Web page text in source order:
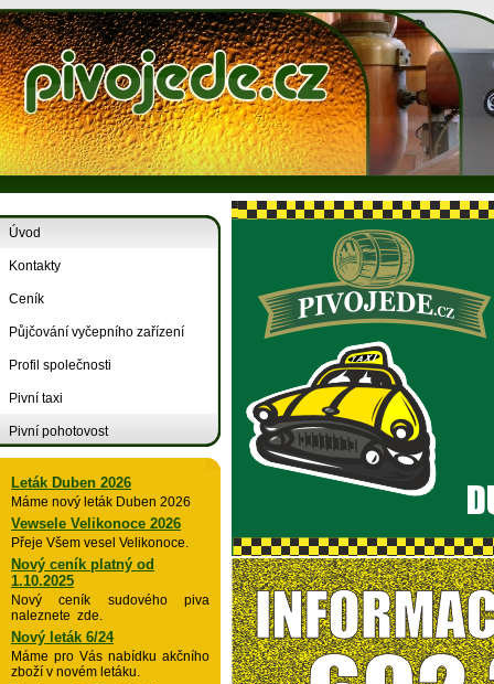
Úvod
Kontakty
Ceník
Půjčování vyčepního zařízení
Profil společnosti
Pivní taxi
Pivní pohotovost
Leták Duben 2026
Máme nový leták Duben 2026
Vewsele Velikonoce 2026
Přeje Všem vesel Velikonoce.
Nový ceník platný od
1.10.2025
Nový ceník sudového piva
naleznete zde.
Nový leták 6/24
Máme pro Vás nabídku akčního
zboží v novém letáku.